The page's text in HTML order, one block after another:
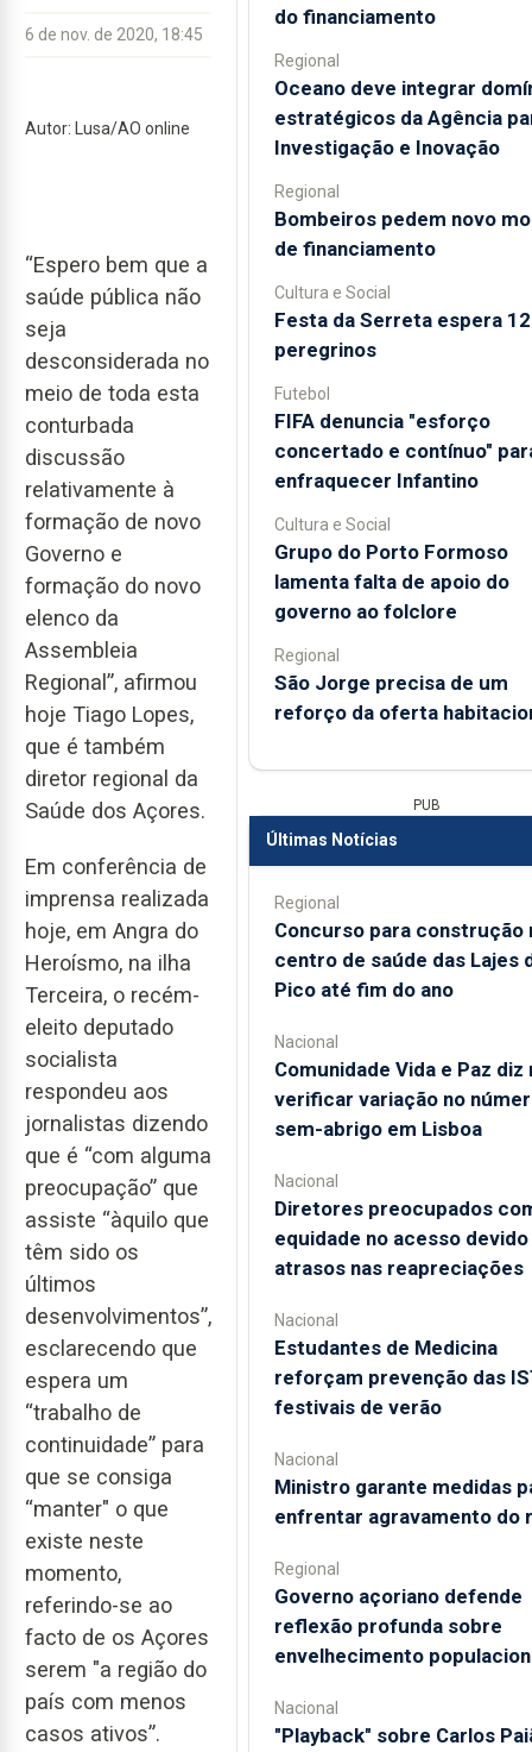
6 de nov. de 2020, 18:45
Autor: Lusa/AO online
“Espero bem que a
saúde pública não
seja
desconsiderada no
meio de toda esta
conturbada
discussão
relativamente à
formação de novo
Governo e
formação do novo
elenco da
Assembleia
Regional”, afirmou
hoje Tiago Lopes,
que é também
diretor regional da
Saúde dos Açores.
Em conferência de
imprensa realizada
hoje, em Angra do
Heroísmo, na ilha
Terceira, o recém-
eleito deputado
socialista
respondeu aos
jornalistas dizendo
que é “com alguma
preocupação” que
assiste “àquilo que
têm sido os
últimos
desenvolvimentos”,
esclarecendo que
espera um
“trabalho de
continuidade” para
que se consiga
“manter" o que
existe neste
momento,
referindo-se ao
facto de os Açores
serem "a região do
país com menos
casos ativos”.
do financiamento
Regional
Oceano deve integrar
estratégicos da Agência
Investigação e Inovação
Regional
Bombeiros pedem novo
de financiamento
Cultura e Social
Festa da Serreta espera
peregrinos
Futebol
FIFA denuncia "esforço
concertado e contínuo"
enfraquecer Infantino
Cultura e Social
Grupo do Porto Formoso
lamenta falta de apoio do
governo ao folclore
Regional
São Jorge precisa de um
reforço da oferta
PUB
Últimas Notícias
Regional
Concurso para construção
centro de saúde das Lajes
Pico até fim do ano
Nacional
Comunidade Vida e Paz diz
verificar variação no
sem-abrigo em Lisboa
Nacional
Diretores preocupados
equidade no acesso devido
atrasos nas reapreciações
Nacional
Estudantes de Medicina
reforçam prevenção das
festivais de verão
Nacional
Ministro garante medidas
enfrentar agravamento do
Regional
Governo açoriano defende
reflexão profunda sobre
envelhecimento
Nacional
"Playback" sobre Carlos